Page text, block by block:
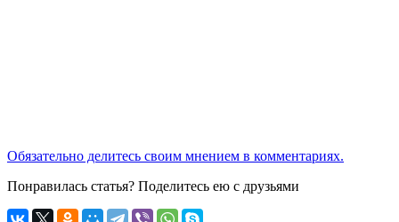
Обязательно делитесь своим мнением в комментариях.
Понравилась статья? Поделитесь ею с друзьями